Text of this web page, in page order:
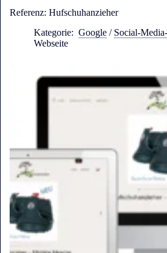
Referenz: Hufschuhanzieher
Kategorie: Google / Social-
Webseite